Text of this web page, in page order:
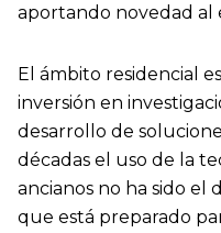
aportando novedad al
El ámbito residencial
inversión en
desarrollo de
décadas el uso de la
ancianos no ha sido el
que está preparado